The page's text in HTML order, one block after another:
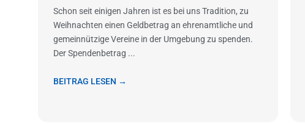
Schon seit einigen Jahren ist es bei uns Tradition, zu
Weihnachten einen Geldbetrag an ehrenamtliche und
gemeinnützige Vereine in der Umgebung zu spenden.
Der Spendenbetrag ...
BEITRAG LESEN →